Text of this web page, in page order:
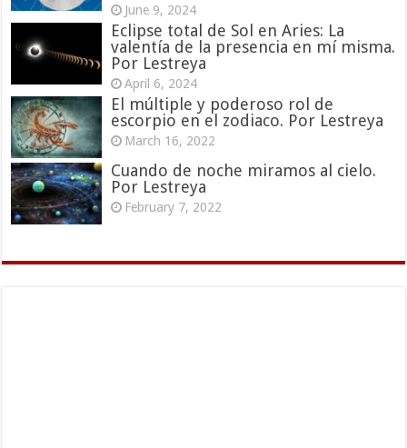
June 9, 2024
Eclipse total de Sol en Aries: La
valentía de la presencia en mí misma.
Por Lestreya
April 6, 2024
El múltiple y poderoso rol de
escorpio en el zodiaco. Por Lestreya
March 16, 2022
Cuando de noche miramos al cielo.
Por Lestreya
February 7, 2022